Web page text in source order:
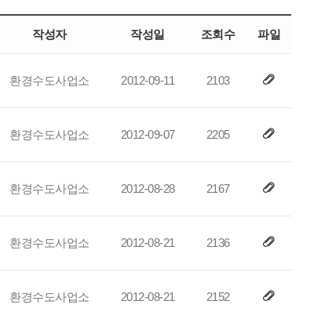
작성자 작성일 조회수 파일
환경수도사업소 2012-09-11 2103
환경수도사업소 2012-09-07 2205
환경수도사업소 2012-08-28 2167
환경수도사업소 2012-08-21 2136
환경수도사업소 2012-08-21 2152